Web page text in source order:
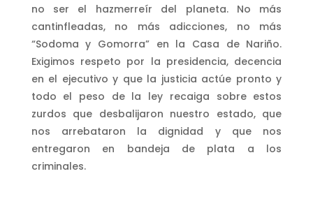
no ser el hazmerreír del planeta. No más
cantinfleadas, no más adicciones, no más
“Sodoma y Gomorra” en la Casa de Nariño.
Exigimos respeto por la presidencia, decencia
en el ejecutivo y que la justicia actúe pronto y
todo el peso de la ley recaiga sobre estos
zurdos que desbalijaron nuestro estado, que
nos arrebataron la dignidad y que nos
entregaron en bandeja de plata a los
criminales.